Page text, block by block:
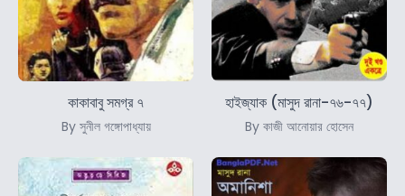
কাকাবাবু সমগ্র ৭
By সুনীল গঙ্গোপাধ্যায়
হাইজ্যাক (মাসুদ রানা-৭৬-৭৭)
By কাজী আনোয়ার হোসেন